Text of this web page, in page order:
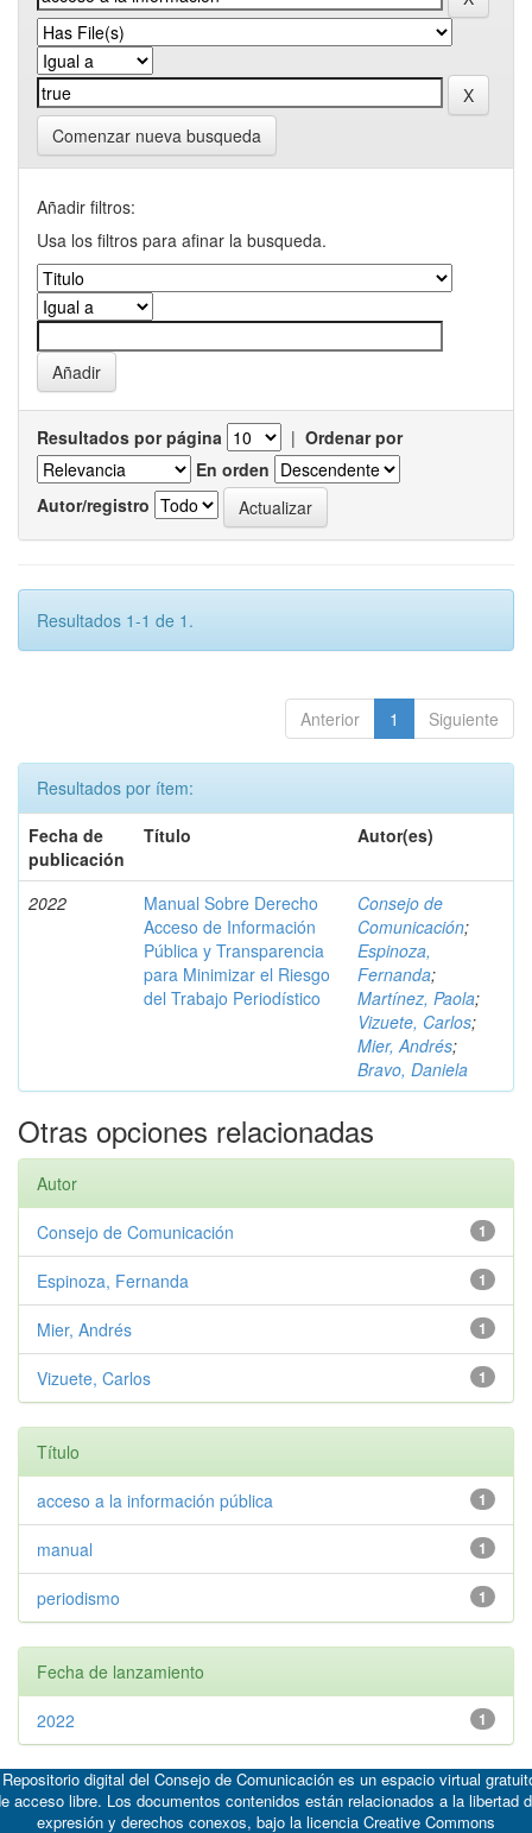
Comenzar nueva busqueda
Añadir filtros:
Usa los filtros para afinar la busqueda.
Resultados por página | Ordenar por
En orden
Autor/registro
Resultados 1-1 de 1.
Anterior 1 Siguiente
Resultados por ítem:
Fecha de
publicación
Título Autor(es)
2022
Manual Sobre Derecho
Acceso de Información
Pública y Transparencia
para Minimizar el Riesgo
del Trabajo Periodístico
Consejo de
Comunicación;
Espinoza,
Fernanda;
Martínez, Paola;
Vizuete, Carlos;
Mier, Andrés;
Bravo, Daniela
Otras opciones relacionadas
Autor
1
Consejo de Comunicación
1
Espinoza, Fernanda
1
Mier, Andrés
1
Vizuete, Carlos
Título
1
acceso a la información pública
1
manual
1
periodismo
Fecha de lanzamiento
1
2022
digital del Consejo de Comunicación es un espacio virtual
acceso libre. Los documentos contenidos están relacionados a la libertad
expresión y derechos conexos, bajo la licencia Creative Commons